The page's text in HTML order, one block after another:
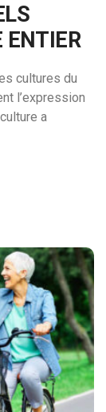
ENTIER
cultures du
l’expression
a